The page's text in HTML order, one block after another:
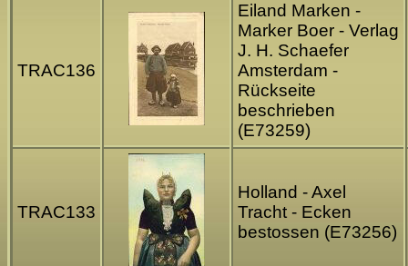
TRAC136
Eiland Marken -
Marker Boer - Verlag
J. H. Schaefer
Amsterdam -
Rückseite
beschrieben
(E73259)
TRAC133
Holland - Axel
Tracht - Ecken
bestossen (E73256)